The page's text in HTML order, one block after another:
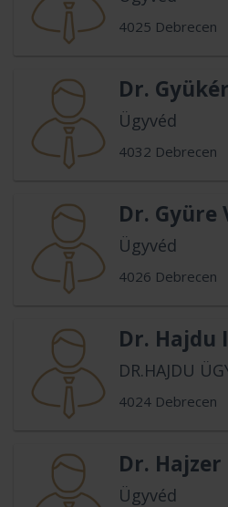
4025 Debrecen
Dr.
Ügyvéd
4032 Debrecen
Dr. Gyüre
Ügyvéd
4026 Debrecen
Dr. Hajdu
DR.HAJDU
4024 Debrecen
Dr. Hajzer
Ügyvéd